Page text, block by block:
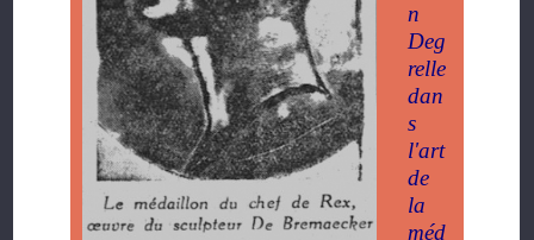
n
Deg
relle
dan
s
l'art
de
la
méd